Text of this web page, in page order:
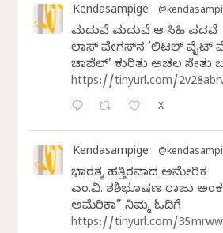
Kendasampige
ಮದುವೆ ಮದುವೆ ಆ ಸಿಹಿ ಪದವೆ
ಲಾಸ್‌ ವೇಗಸ್‌ನ ‘ಲಿಟಲ್ ವೈಟ್
ಚಾಪೆಲ್’ ಕುರಿತು ಅಚಲ ಸೇತು
https://tinyurl.com/
X
Kendasampige
ಭಾರತಕ್ಕೆ ಹತ್ತಿರವಾದ ಅಮೇರಿಕ
ಎಂ.ವಿ. ಶಶಿಭೂಷಣ ರಾಜು
ಅಮೆರಿಕಾ” ನಿಮ್ಮ ಓದಿಗೆ
https://tinyurl.com/